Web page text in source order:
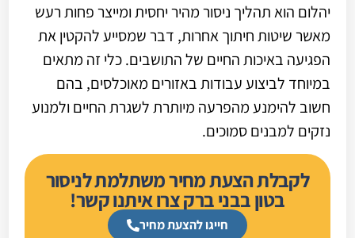
יהלום הוא תהליך ניסור מהיר יחסית ומייצר פחות רעש
מאשר שיטות חיתוך אחרות, דבר שמסייע להקטין את
הפגיעה באיכות החיים של התושבים. כלי זה מתאים
במיוחד לביצוע עבודות באזורים מאוכלסים, בהם
חשוב להימנע מהפרעה מיותרת לשגרת החיים ולמנוע
נזקים למבנים סמוכים.
לקבלת הצעת מחיר משתלמת לניסור
בטון בבני ברק צרו איתנו קשר!
חייגו להצעת מחיר